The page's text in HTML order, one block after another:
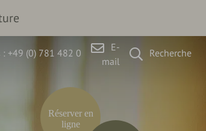
: +49 (0) 781 482 0
E-
mail
Recherche
Réserver en
ligne